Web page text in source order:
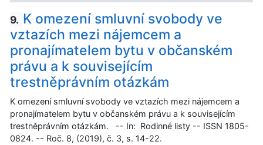
9. K omezení smluvní svobody ve
vztazích mezi nájemcem a
pronajímatelem bytu v občanském
právu a k souvisejícím
trestněprávním otázkám
K omezení smluvní svobody ve vztazích mezi nájemcem a
pronajímatelem bytu v občanském právu a k souvisejícím
trestněprávním otázkám. -- In: Rodinné listy -- ISSN 1805-
0824. -- Roč. 8, (2019), č. 3, s. 14-22.